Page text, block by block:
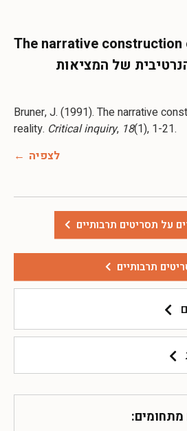
תרבותיים
The narrative
של המציאות
Bruner, J. (1991). The narrative
reality. Critical inquiry, 18(1), 1-21.
לצפיה
על תסריטים תרבותיים